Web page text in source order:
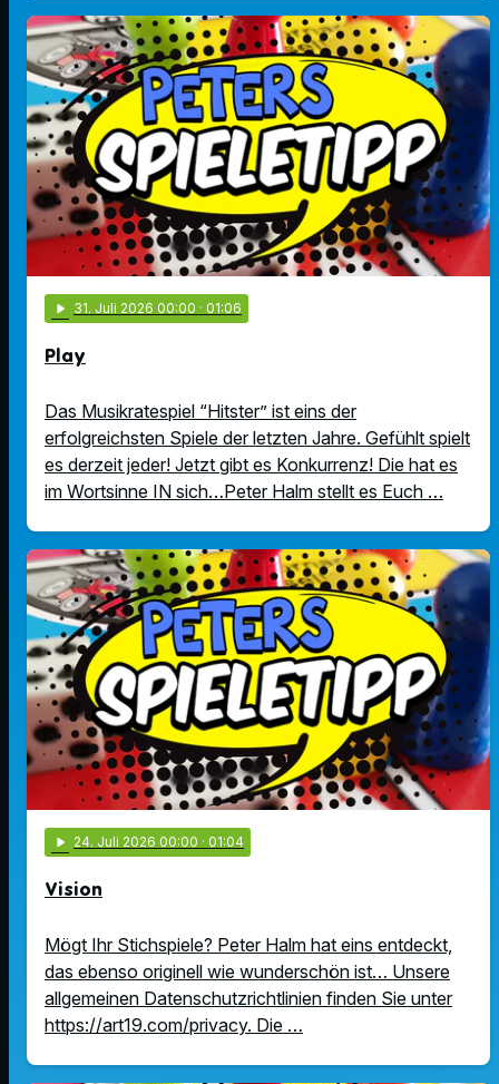
play_arrow 31. Juli 2026 00:00 · 01:06
Play
Das Musikratespiel “Hitster” ist eins der
erfolgreichsten Spiele der letzten Jahre. Gefühlt spielt
es derzeit jeder! Jetzt gibt es Konkurrenz! Die hat es
im Wortsinne IN sich…Peter Halm stellt es Euch …
play_arrow 24. Juli 2026 00:00 · 01:04
Vision
Mögt Ihr Stichspiele? Peter Halm hat eins entdeckt,
das ebenso originell wie wunderschön ist… Unsere
allgemeinen Datenschutzrichtlinien finden Sie unter
https://art19.com/privacy. Die …